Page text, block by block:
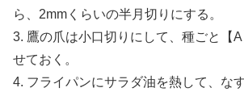
ら、2mmくらいの半月切りにする。
3. 鷹の爪は小口切りにして、種ごと【
せておく。
4. フライパンにサラダ油を熱して、な